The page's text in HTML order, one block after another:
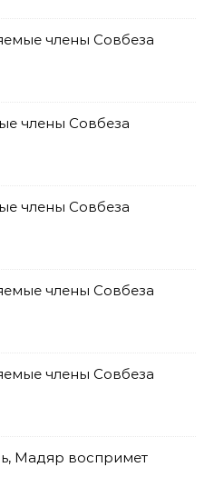
члены Совбеза
члены Совбеза
члены Совбеза
члены Совбеза
члены Совбеза
Мадяр воспримет